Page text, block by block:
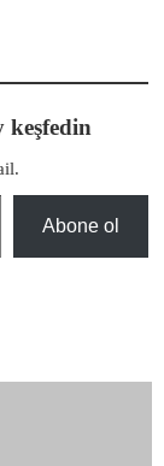
keşfedin
Abone ol